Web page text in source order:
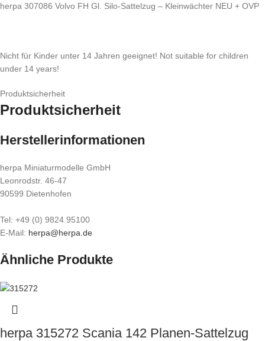
herpa 307086 Volvo FH Gl. Silo-Sattelzug – Kleinwächter NEU + OVP
Nicht für Kinder unter 14 Jahren geeignet! Not suitable for children
under 14 years!
Produktsicherheit
Produktsicherheit
Herstellerinformationen
herpa Miniaturmodelle GmbH
Leonrodstr. 46-47
90599 Dietenhofen
Tel: +49 (0) 9824 95100
E-Mail: herpa@herpa.de
Ähnliche Produkte
herpa 315272 Scania 142 Planen-Sattelzug